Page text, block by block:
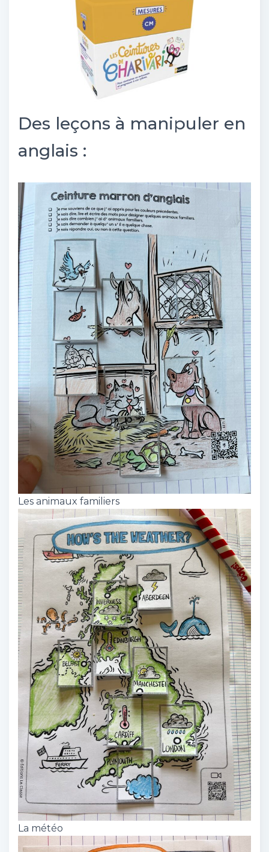
Des leçons à manipuler en
anglais :
Les animaux familiers
La météo